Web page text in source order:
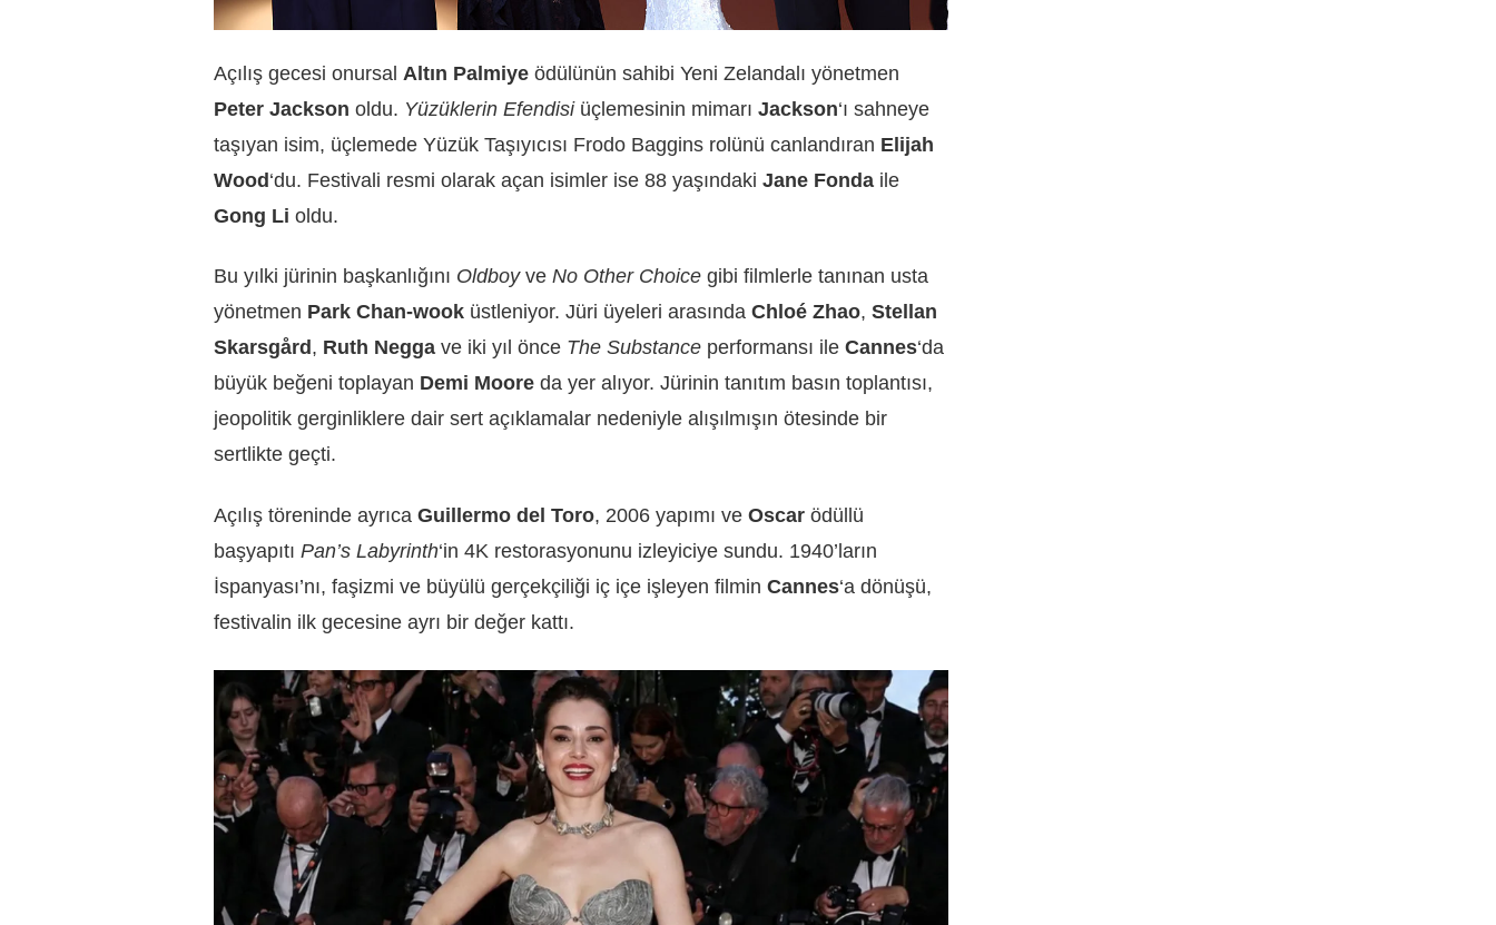
Açılış gecesi onursal Altın Palmiye ödülünün sahibi Yeni Zelandalı yönetmen
Peter Jackson oldu. Yüzüklerin Efendisiüçlemesinin mimarı Jackson‘ı sahneye
taşıyan isim, üçlemede Yüzük Taşıyıcısı Frodo Baggins rolünü canlandıran Elijah
Wood‘du. Festivali resmi olarak açan isimler ise 88 yaşındaki Jane Fonda ile
Gong Li oldu.
Bu yılki jürinin başkanlığını Oldboyve No Other Choice gibi filmlerle tanınan usta
yönetmen Park Chan-wook üstleniyor. Jüri üyeleri arasında Chloé Zhao, Stellan
Skarsgård , Ruth Negga ve iki yıl önce The Substance performansı ile Cannes‘da
büyük beğeni toplayan Demi Moore da yer alıyor. Jürinin tanıtım basın toplantısı,
jeopolitik gerginliklere dair sert açıklamalar nedeniyle alışılmışın ötesinde bir
sertlikte geçti.
Açılış töreninde ayrıca Guillermo del Toro, 2006 yapımı ve Oscar ödüllü
başyapıtı Pan’s Labyrinth‘in 4K restorasyonunu izleyiciye sundu. 1940’ların
İspanyası’nı, faşizmi ve büyülü gerçekçiliği iç içe işleyen filmin Cannes‘a dönüşü,
festivalin ilk gecesine ayrı bir değer kattı.